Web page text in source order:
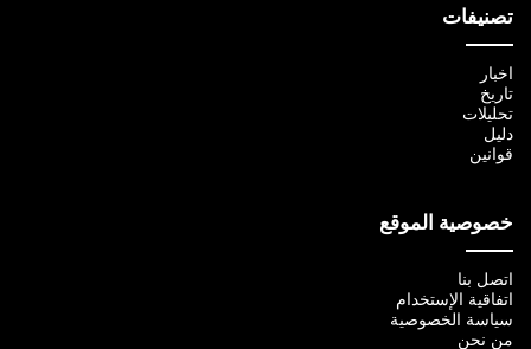
تصنيفات
اخبار
تاريخ
تحليلات
دليل
قوانين
خصوصية الموقع
اتصل بنا
اتفاقية الإستخدام
سياسة الخصوصية
من نحن